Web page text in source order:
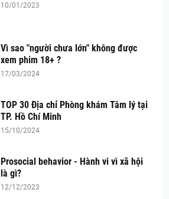
10/01/2023
Vì sao "người chưa lớn" không được
xem phim 18+ ?
17/03/2024
TOP 30 Địa chỉ Phòng khám Tâm lý tại
TP. Hồ Chí Minh
15/10/2024
Prosocial behavior - Hành vi vì xã hội
là gì?
12/12/2023